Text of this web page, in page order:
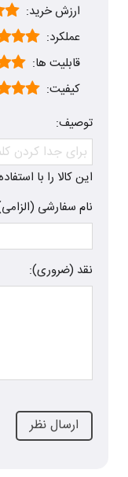
ارزش خرید:
عملکرد:
قابلیت ها:
کیفیت:
توصیف:
این کالا را با
نام سفارشی
نقد (ضروری):